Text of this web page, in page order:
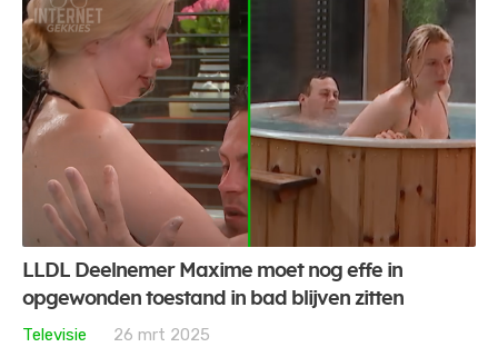
LLDL Deelnemer Maxime moet nog effe in
opgewonden toestand in bad blijven zitten
Televisie
26 mrt 2025